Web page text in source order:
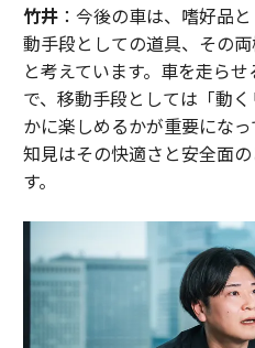
竹井：今後の車は、嗜好品
動手段としての道具、その
と考えています。車を走ら
で、移動手段としては「動
かに楽しめるかが重要にな
知見はその快適さと安全面
す。